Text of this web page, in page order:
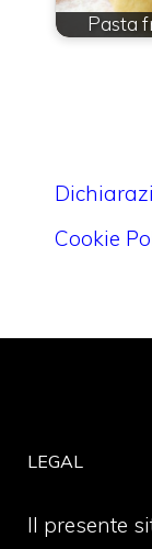
Pasta
Cookie
LEGAL
Il presente